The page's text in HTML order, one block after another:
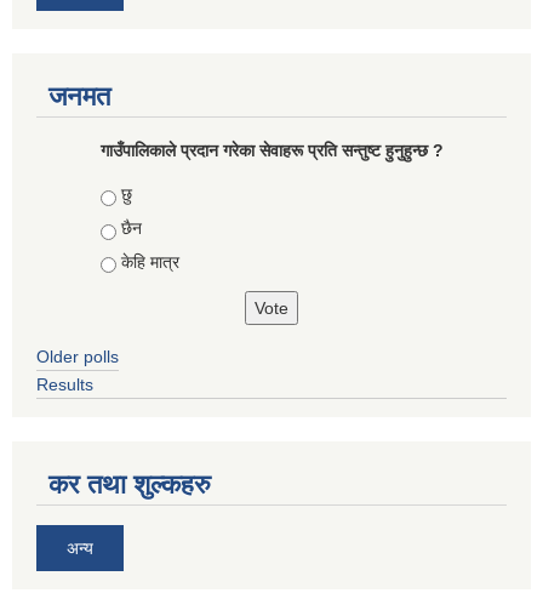
जनमत
गाउँपालिकाले प्रदान गरेका सेवाहरू प्रति सन्तुष्ट हुनुहुन्छ ?
Choices
छु
छैन
केहि मात्र
Older polls
Results
कर तथा शुल्कहरु
अन्य